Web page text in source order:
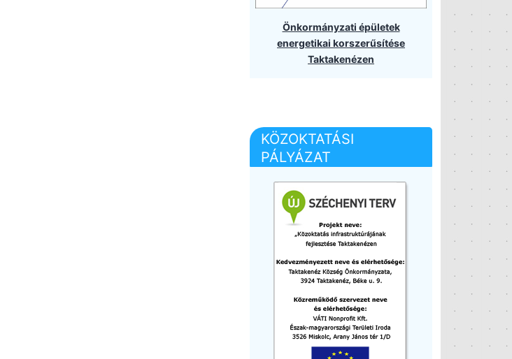
Önkormányzati épületek
energetikai korszerűsítése
Taktakenézen
KÖZOKTATÁSI
PÁLYÁZAT